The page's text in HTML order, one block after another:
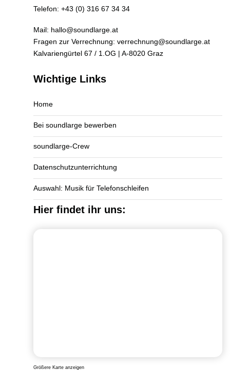
Telefon: +43 (0) 316 67 34 34
Mail: hallo@soundlarge.at
Fragen zur Verrechnung: verrechnung@soundlarge.at
Kalvariengürtel 67 / 1.OG | A-8020 Graz
Wichtige Links
Home
Bei soundlarge bewerben
soundlarge-Crew
Datenschutzunterrichtung
Auswahl: Musik für Telefonschleifen
Hier findet ihr uns:
Größere Karte anzeigen